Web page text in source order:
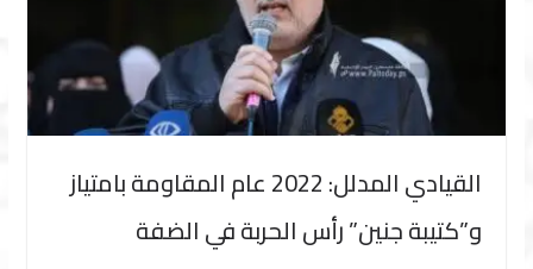
القيادي المدلل: 2022 عام المقاومة بامتياز
و”كتيبة جنين” رأس الحربة في الضفة